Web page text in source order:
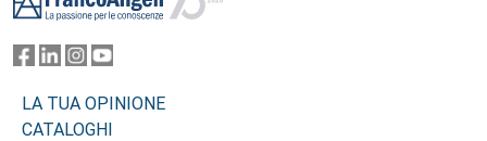
LA TUA OPINIONE
CATALOGHI